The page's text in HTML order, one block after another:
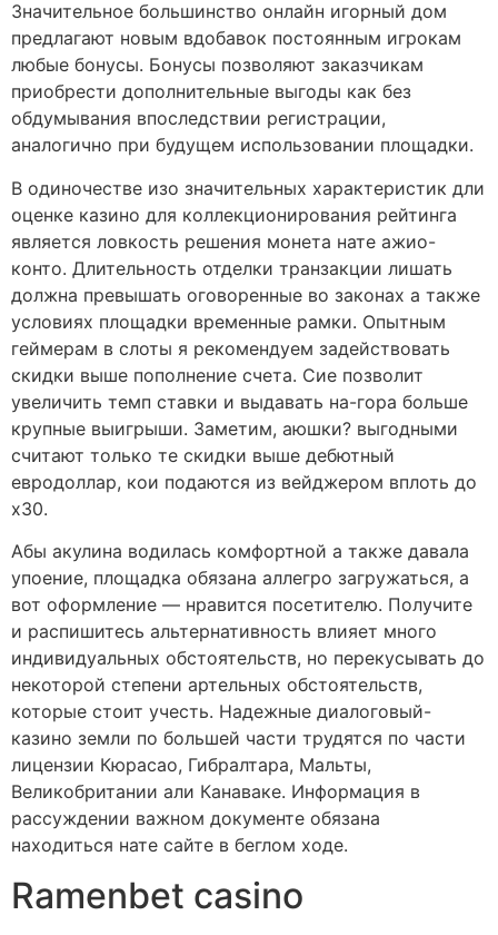
Значительное большинство онлайн игорный дом
предлагают новым вдобавок постоянным игрокам
любые бонусы. Бонусы позволяют заказчикам
приобрести дополнительные выгоды как без
обдумывания впоследствии регистрации,
аналогично при будущем использовании площадки.
В одиночестве изо значительных характеристик дли
оценке казино для коллекционирования рейтинга
является ловкость решения монета нате ажио-
конто. Длительность отделки транзакции лишать
должна превышать оговоренные во законах а также
условиях площадки временные рамки. Опытным
геймерам в слоты я рекомендуем задействовать
скидки выше пополнение счета. Сие позволит
увеличить темп ставки и выдавать на-гора больше
крупные выигрыши. Заметим, аюшки? выгодными
считают только те скидки выше дебютный
евродоллар, кои подаются из вейджером вплоть до
х30.
Абы акулина водилась комфортной а также давала
упоение, площадка обязана аллегро загружаться, а
вот оформление — нравится посетителю. Получите
и распишитесь альтернативность влияет много
индивидуальных обстоятельств, но перекусывать до
некоторой степени артельных обстоятельств,
которые стоит учесть. Надежные диалоговый-
казино земли по большей части трудятся по части
лицензии Кюрасао, Гибралтара, Мальты,
Великобритании али Канаваке. Информация в
рассуждении важном документе обязана
находиться нате сайте в беглом ходе.
Ramenbet casino